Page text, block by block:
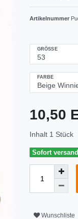
Artikelnummer
GRÖSSE
FARBE
10,50
Inhalt 1 Stück
Sofort
Wunschliste